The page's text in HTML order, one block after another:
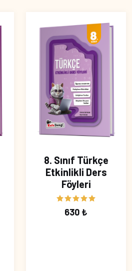
8. Sınıf Türkçe
Etkinlikli Ders
Föyleri
630 ₺